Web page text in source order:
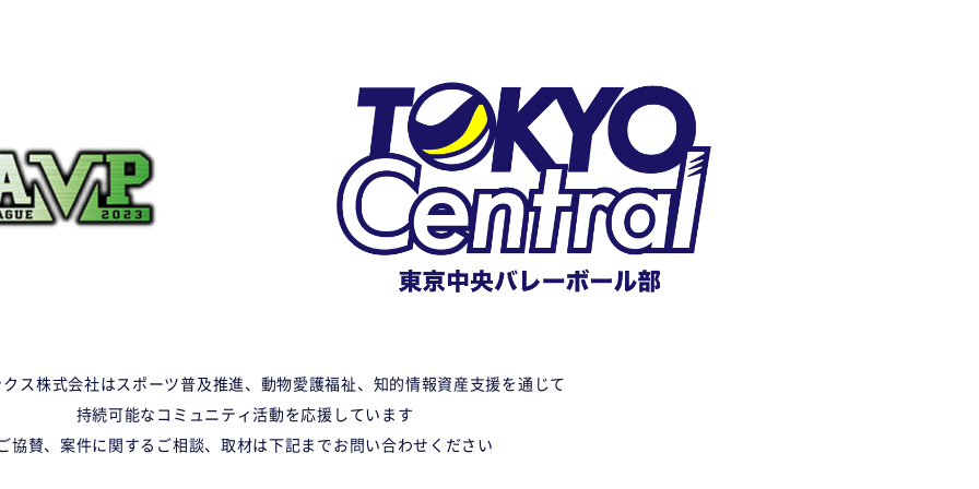
ス株式会社はスポーツ普及推進、動物愛護福祉、知的情報資産支援を通じて
持続可能なコミュニティ活動を応援しています
協賛、案件に関するご相談、取材は下記までお問い合わせください